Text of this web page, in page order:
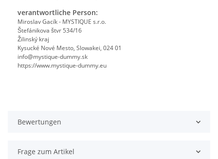
verantwortliche Person:
Miroslav Gacík - MYSTIQUE s.r.o.
Štefánikova štvr 534/16
Žilinský kraj
Kysucké Nové Mesto, Slowakei, 024 01
info@mystique-dummy.sk
https://www.mystique-dummy.eu
Bewertungen
Frage zum Artikel